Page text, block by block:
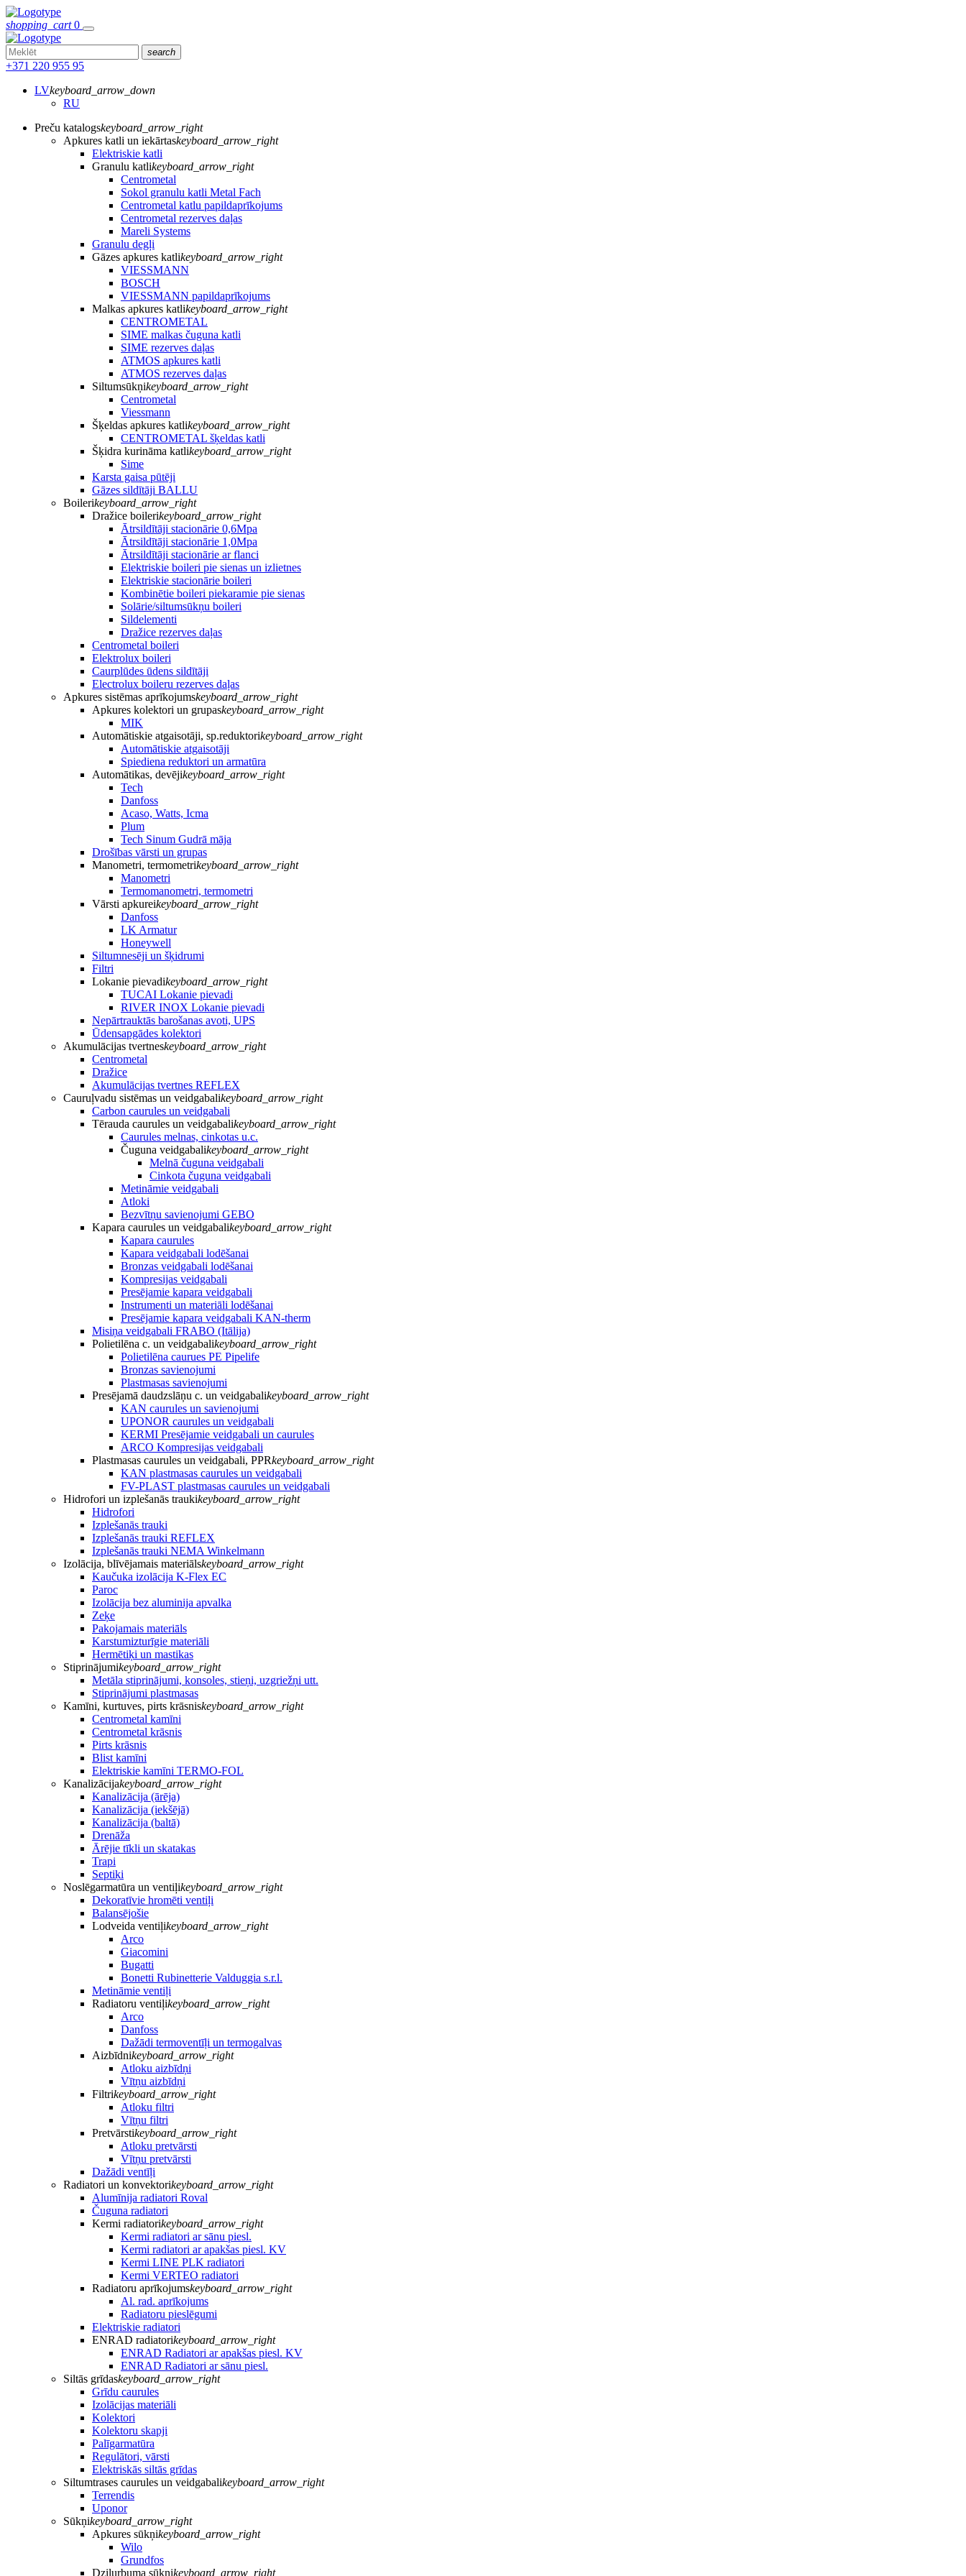
shopping_cart 0
search
+371 220 955 95
LVkeyboard_arrow_down
RU
Preču katalogskeyboard_arrow_right
Apkures katli un iekārtaskeyboard_arrow_right
Elektriskie katli
Granulu katlikeyboard_arrow_right
Centrometal
Sokol granulu katli Metal Fach
Centrometal katlu papildaprīkojums
Centrometal rezerves daļas
Mareli Systems
Granulu degļi
Gāzes apkures katlikeyboard_arrow_right
VIESSMANN
BOSCH
VIESSMANN papildaprīkojums
Malkas apkures katlikeyboard_arrow_right
CENTROMETAL
SIME malkas čuguna katli
SIME rezerves daļas
ATMOS apkures katli
ATMOS rezerves daļas
Siltumsūkņikeyboard_arrow_right
Centrometal
Viessmann
Šķeldas apkures katlikeyboard_arrow_right
CENTROMETAL šķeldas katli
Šķidra kurināma katlikeyboard_arrow_right
Sime
Karsta gaisa pūtēji
Gāzes sildītāji BALLU
Boilerikeyboard_arrow_right
Dražice boilerikeyboard_arrow_right
Ātrsildītāji stacionārie 0,6Mpa
Ātrsildītāji stacionārie 1,0Mpa
Ātrsildītāji stacionārie ar flanci
Elektriskie boileri pie sienas un izlietnes
Elektriskie stacionārie boileri
Kombinētie boileri piekaramie pie sienas
Solārie/siltumsūkņu boileri
Sildelementi
Dražice rezerves daļas
Centrometal boileri
Elektrolux boileri
Caurplūdes ūdens sildītāji
Electrolux boileru rezerves daļas
Apkures sistēmas aprīkojumskeyboard_arrow_right
Apkures kolektori un grupaskeyboard_arrow_right
MIK
Automātiskie atgaisotāji, sp.reduktorikeyboard_arrow_right
Automātiskie atgaisotāji
Spiediena reduktori un armatūra
Automātikas, devējikeyboard_arrow_right
Tech
Danfoss
Acaso, Watts, Icma
Plum
Tech Sinum Gudrā māja
Drošības vārsti un grupas
Manometri, termometrikeyboard_arrow_right
Manometri
Termomanometri, termometri
Vārsti apkureikeyboard_arrow_right
Danfoss
LK Armatur
Honeywell
Siltumnesēji un šķidrumi
Filtri
Lokanie pievadikeyboard_arrow_right
TUCAI Lokanie pievadi
RIVER INOX Lokanie pievadi
Nepārtrauktās barošanas avoti, UPS
Ūdensapgādes kolektori
Akumulācijas tvertneskeyboard_arrow_right
Centrometal
Dražice
Akumulācijas tvertnes REFLEX
Cauruļvadu sistēmas un veidgabalikeyboard_arrow_right
Carbon caurules un veidgabali
Tērauda caurules un veidgabalikeyboard_arrow_right
Caurules melnas, cinkotas u.c.
Čuguna veidgabalikeyboard_arrow_right
Melnā čuguna veidgabali
Cinkota čuguna veidgabali
Metināmie veidgabali
Atloki
Bezvītņu savienojumi GEBO
Kapara caurules un veidgabalikeyboard_arrow_right
Kapara caurules
Kapara veidgabali lodēšanai
Bronzas veidgabali lodēšanai
Kompresijas veidgabali
Presējamie kapara veidgabali
Instrumenti un materiāli lodēšanai
Presējamie kapara veidgabali KAN-therm
Misiņa veidgabali FRABO (Itālija)
Polietilēna c. un veidgabalikeyboard_arrow_right
Polietilēna caurues PE Pipelife
Bronzas savienojumi
Plastmasas savienojumi
Presējamā daudzslāņu c. un veidgabalikeyboard_arrow_right
KAN caurules un savienojumi
UPONOR caurules un veidgabali
KERMI Presējamie veidgabali un caurules
ARCO Kompresijas veidgabali
Plastmasas caurules un veidgabali, PPRkeyboard_arrow_right
KAN plastmasas caurules un veidgabali
FV-PLAST plastmasas caurules un veidgabali
Hidrofori un izplešanās traukikeyboard_arrow_right
Hidrofori
Izplešanās trauki
Izplešanās trauki REFLEX
Izplešanās trauki NEMA Winkelmann
Izolācija, blīvējamais materiālskeyboard_arrow_right
Kaučuka izolācija K-Flex EC
Paroc
Izolācija bez aluminija apvalka
Zeķe
Pakojamais materiāls
Karstumizturīgie materiāli
Hermētiķi un mastikas
Stiprinājumikeyboard_arrow_right
Metāla stiprinājumi, konsoles, stieņi, uzgriežņi utt.
Stiprinājumi plastmasas
Kamīni, kurtuves, pirts krāsniskeyboard_arrow_right
Centrometal kamīni
Centrometal krāsnis
Pirts krāsnis
Blist kamīni
Elektriskie kamīni TERMO-FOL
Kanalizācijakeyboard_arrow_right
Kanalizācija (ārēja)
Kanalizācija (iekšējā)
Kanalizācija (baltā)
Drenāža
Ārējie tīkli un skatakas
Trapi
Septiķi
Noslēgarmatūra un ventiļikeyboard_arrow_right
Dekoratīvie hromēti ventiļi
Balansējošie
Lodveida ventiļikeyboard_arrow_right
Arco
Giacomini
Bugatti
Bonetti Rubinetterie Valduggia s.r.l.
Metināmie ventiļi
Radiatoru ventiļikeyboard_arrow_right
Arco
Danfoss
Dažādi termoventīļi un termogalvas
Aizbīdnikeyboard_arrow_right
Atloku aizbīdņi
Vītņu aizbīdņi
Filtrikeyboard_arrow_right
Atloku filtri
Vītņu filtri
Pretvārstikeyboard_arrow_right
Atloku pretvārsti
Vītņu pretvārsti
Dažādi ventīļi
Radiatori un konvektorikeyboard_arrow_right
Alumīnija radiatori Roval
Čuguna radiatori
Kermi radiatorikeyboard_arrow_right
Kermi radiatori ar sānu piesl.
Kermi radiatori ar apakšas piesl. KV
Kermi LINE PLK radiatori
Kermi VERTEO radiatori
Radiatoru aprīkojumskeyboard_arrow_right
Al. rad. aprīkojums
Radiatoru pieslēgumi
Elektriskie radiatori
ENRAD radiatorikeyboard_arrow_right
ENRAD Radiatori ar apakšas piesl. KV
ENRAD Radiatori ar sānu piesl.
Siltās grīdaskeyboard_arrow_right
Grīdu caurules
Izolācijas materiāli
Kolektori
Kolektoru skapji
Palīgarmatūra
Regulātori, vārsti
Elektriskās siltās grīdas
Siltumtrases caurules un veidgabalikeyboard_arrow_right
Terrendis
Uponor
Sūkņikeyboard_arrow_right
Apkures sūkņikeyboard_arrow_right
Wilo
Grundfos
Dziļurbuma sūkņikeyboard_arrow_right